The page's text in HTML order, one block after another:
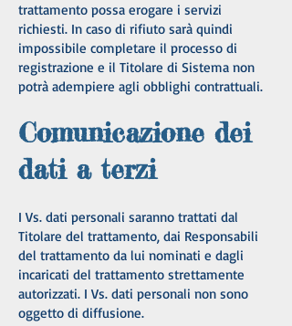
trattamento possa erogare i servizi
richiesti. In caso di rifiuto sarà quindi
impossibile completare il processo di
registrazione e il Titolare di Sistema non
potrà adempiere agli obblighi contrattuali.
Comunicazione dei
dati a terzi
I Vs. dati personali saranno trattati dal
Titolare del trattamento, dai Responsabili
del trattamento da lui nominati e dagli
incaricati del trattamento strettamente
autorizzati. I Vs. dati personali non sono
oggetto di diffusione.